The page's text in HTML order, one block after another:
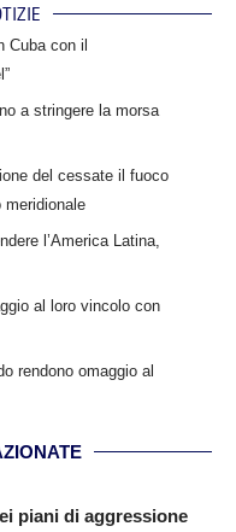
Cuba con il
a stringere la morsa
del cessate il fuoco
meridionale
l’America Latina,
al loro vincolo con
rendono omaggio al
piani di aggressione